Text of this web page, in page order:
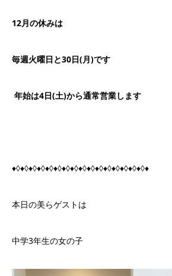
12月の休みは
毎週火曜日と30日(月)です
年始は4日(土)から通常営業します
♦◊♦◊♦◊♦◊♦◊♦◊♦◊♦◊♦◊♦◊♦◊♦◊♦◊♦◊♦◊♦◊♦
本日の美らゲストは
中学3年生の女の子